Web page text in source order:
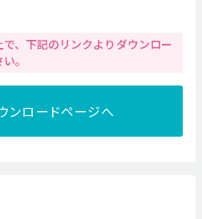
、下記のリンクよりダウンロー
。
ンロードページへ